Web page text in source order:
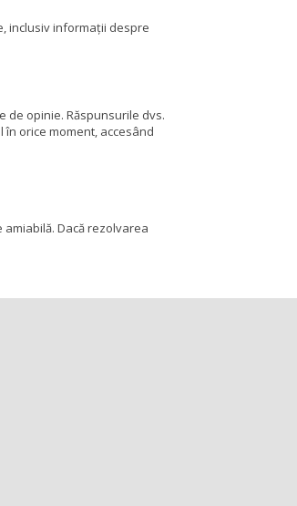
inclusiv informații despre
de opinie. Răspunsurile dvs.
orice moment, accesând
Dacă rezolvarea